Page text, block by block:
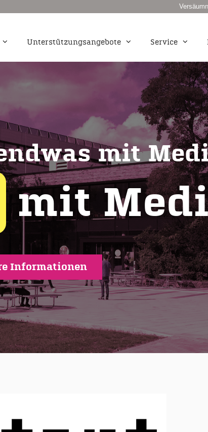
Kaufmännische Assistenz Schwerpunkt
Medienwirtschaft und -produktion
Webdesign
Unterstützungsangebote Service
mit
mit
Informationen